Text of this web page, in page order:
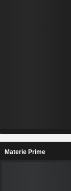
Materie Prime